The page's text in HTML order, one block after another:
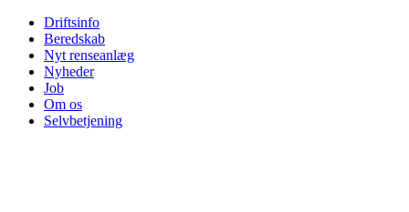
Driftsinfo
Beredskab
Nyt renseanlæg
Nyheder
Job
Om os
Selvbetjening